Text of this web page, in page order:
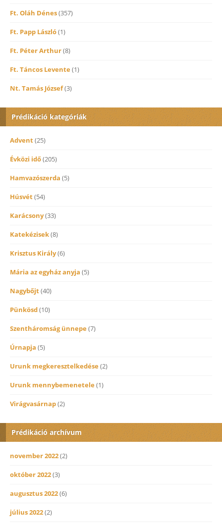
Ft. Oláh Dénes(357)
Ft. Papp László(1)
Ft. Péter Arthur(8)
Ft. Táncos Levente(1)
Nt. Tamás József(3)
Prédikáció kategóriák
Advent(25)
Évközi idő(205)
Hamvazószerda (5)
Húsvét(54)
Karácsony(33)
Katekézisek(8)
Krisztus Király(6)
Mária az egyház anyja (5)
Nagybőjt(40)
Pünkösd(10)
Szentháromság ünnepe(7)
Úrnapja (5)
Urunk megkeresztelkedése(2)
Urunk mennybemenetele(1)
Virágvasárnap(2)
Prédikáció archívum
november 2022(2)
október 2022(3)
augusztus 2022(6)
július 2022(2)